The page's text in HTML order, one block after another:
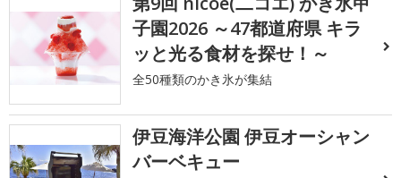
子園2026 ～47都道府県 キラ
ッと光る食材を探せ！～
全50種類のかき氷が集結
伊豆海洋公園 伊豆オーシャン
バーベキュー